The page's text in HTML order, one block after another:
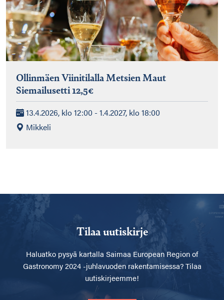
Ollinmäen Viinitilalla Metsien Maut
Siemailusetti 12,5€
13.4.2026, klo 12:00 - 1.4.2027, klo 18:00
Mikkeli
Tilaa uutiskirje
Haluatko pysyä kartalla Saimaa European Region of
Gastronomy 2024 -juhlavuoden rakentamisessa? Tilaa
uutiskirjeemme!